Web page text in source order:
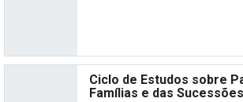
Ciclo de Estudos sobre
Famílias e das Sucessões